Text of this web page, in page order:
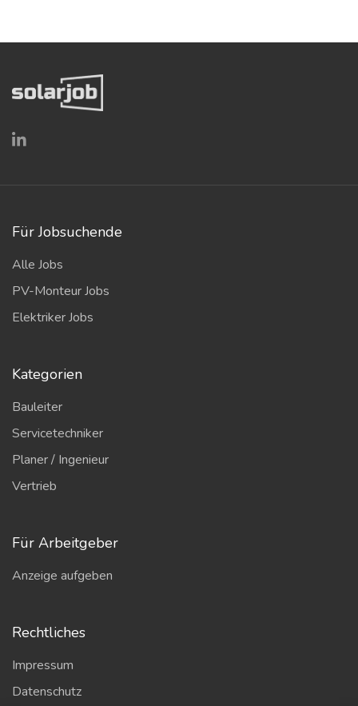
Für Jobsuchende
Alle Jobs
PV-Monteur Jobs
Elektriker Jobs
Kategorien
Bauleiter
Servicetechniker
Planer / Ingenieur
Vertrieb
Für Arbeitgeber
Anzeige aufgeben
Rechtliches
Impressum
Datenschutz